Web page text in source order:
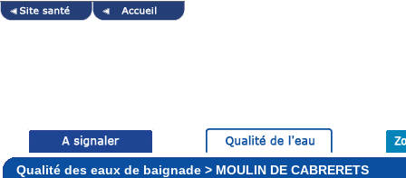
Qualité des eaux de baignade > MOULIN DE CABRERETS